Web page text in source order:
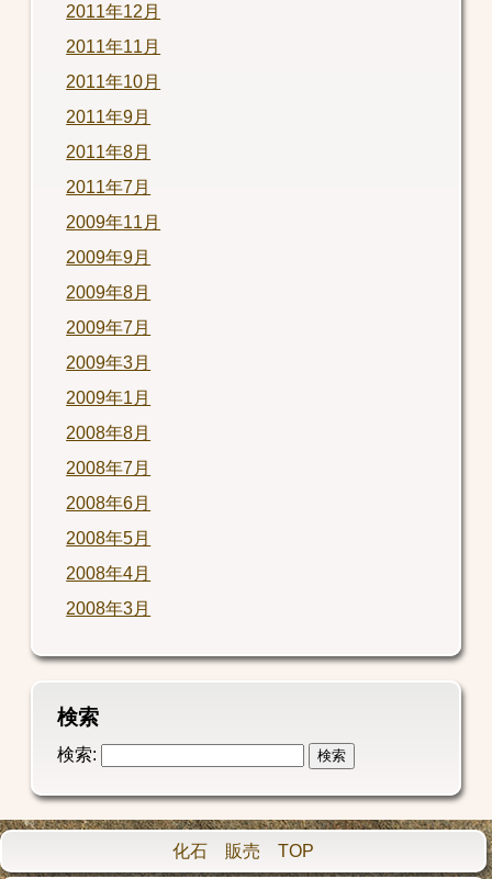
2011年12月
2011年11月
2011年10月
2011年9月
2011年8月
2011年7月
2009年11月
2009年9月
2009年8月
2009年7月
2009年3月
2009年1月
2008年8月
2008年7月
2008年6月
2008年5月
2008年4月
2008年3月
検索
検索:
化石 販売 TOP